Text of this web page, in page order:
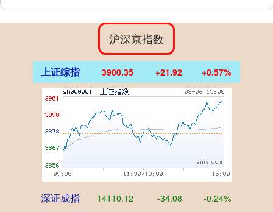
沪深京指数
上证综指 3900.35 +21.92 +0.57%
深证成指 14110.12 -34.08 -0.24%